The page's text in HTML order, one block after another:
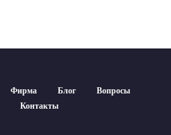
Фирма Блог
Вопросы
Контакты